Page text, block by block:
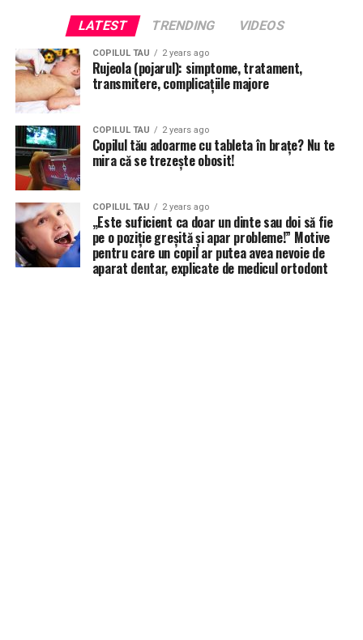
LATEST TRENDING VIDEOS
COPILUL TAU 2 years ago
Rujeola (pojarul): simptome, tratament,
transmitere, complicațiile majore
COPILUL TAU 2 years ago
Copilul tău adoarme cu tableta în brațe? Nu te
mira că se trezește obosit!
COPILUL TAU 2 years ago
„Este suficient ca doar un dinte sau doi să fie
pe o poziție greșită și apar probleme!” Motive
pentru care un copil ar putea avea nevoie de
aparat dentar, explicate de medicul ortodont